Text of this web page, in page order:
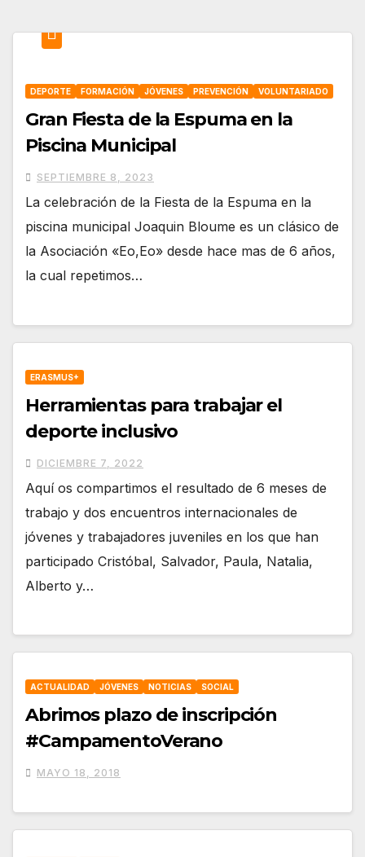
DEPORTE FORMACIÓN JÓVENES PREVENCIÓN VOLUNTARIADO
Gran Fiesta de la Espuma en la
Piscina Municipal
SEPTIEMBRE 8, 2023
La celebración de la Fiesta de la Espuma en la
piscina municipal Joaquin Bloume es un clásico de
la Asociación «Eo,Eo» desde hace mas de 6 años,
la cual repetimos…
ERASMUS+
Herramientas para trabajar el
deporte inclusivo
DICIEMBRE 7, 2022
Aquí os compartimos el resultado de 6 meses de
trabajo y dos encuentros internacionales de
jóvenes y trabajadores juveniles en los que han
participado Cristóbal, Salvador, Paula, Natalia,
Alberto y…
ACTUALIDAD JÓVENES NOTICIAS SOCIAL
Abrimos plazo de inscripción
#CampamentoVerano
MAYO 18, 2018